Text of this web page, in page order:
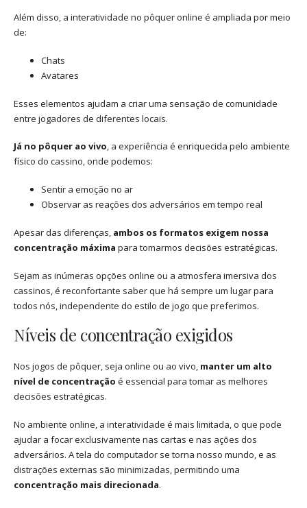
Além disso, a interatividade no pôquer online é ampliada por meio
de:
Chats
Avatares
Esses elementos ajudam a criar uma sensação de comunidade
entre jogadores de diferentes locais.
Já no pôquer ao vivo, a experiência é enriquecida pelo ambiente
físico do cassino, onde podemos:
Sentir a emoção no ar
Observar as reações dos adversários em tempo real
Apesar das diferenças, ambos os formatos exigem nossa
concentração máxima para tomarmos decisões estratégicas.
Sejam as inúmeras opções online ou a atmosfera imersiva dos
cassinos, é reconfortante saber que há sempre um lugar para
todos nós, independente do estilo de jogo que preferimos.
Níveis de concentração exigidos
Nos jogos de pôquer, seja online ou ao vivo, manter um alto
nível de concentração é essencial para tomar as melhores
decisões estratégicas.
No ambiente online, a interatividade é mais limitada, o que pode
ajudar a focar exclusivamente nas cartas e nas ações dos
adversários. A tela do computador se torna nosso mundo, e as
distrações externas são minimizadas, permitindo uma
concentração mais direcionada.